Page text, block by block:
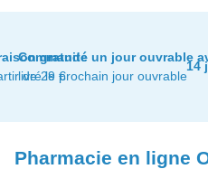
gratuite
de 29 €
Commandé un jour ouvrable
livré le prochain jour ouvrable
14
Pharmacie en ligne